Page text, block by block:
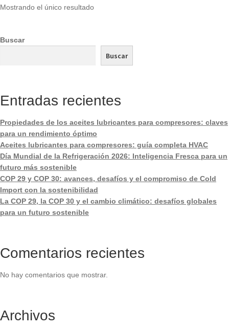
Mostrando el único resultado
Buscar
Buscar
Entradas recientes
Propiedades de los aceites lubricantes para compresores: claves
para un rendimiento óptimo
Aceites lubricantes para compresores: guía completa HVAC
Día Mundial de la Refrigeración 2026: Inteligencia Fresca para un
futuro más sostenible
COP 29 y COP 30: avances, desafíos y el compromiso de Cold
Import con la sostenibilidad
La COP 29, la COP 30 y el cambio climático: desafíos globales
para un futuro sostenible
Comentarios recientes
No hay comentarios que mostrar.
Archivos